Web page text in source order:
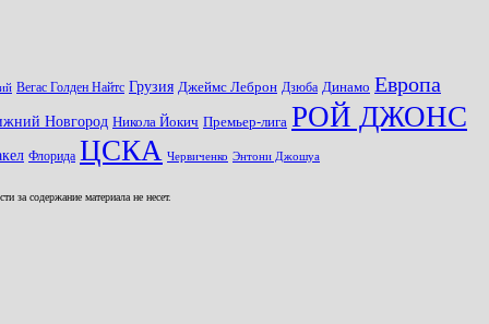
Вегас Голден Найтс Грузия Джеймс Леброн Дзюба Динамо Европа
Новгород Никола Йокич Премьер-лига РОЙ ДЖОНС
Флорида ЦСКА Червиченко Энтони Джошуа
за содержание материала не несет.